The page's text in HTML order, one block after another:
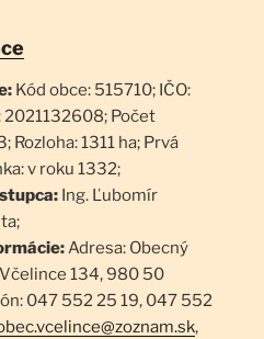
Kód obce: 515710; IČO:
2021132608; Počet
Rozloha: 1311 ha; Prvá
v roku 1332;
Ing. Ľubomír
Adresa: Obecný
134, 980 50
047 552 25 19, 047 552
,